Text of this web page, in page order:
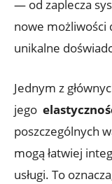
— od zaplecza
nowe możliwości
unikalne
Jednym z
jego ​
poszczególnych‍
mogą łatwiej
usługi.⁤ To